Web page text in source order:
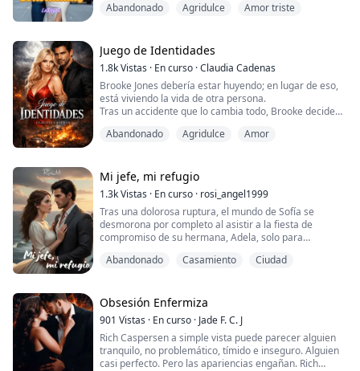
saber que conoce todos sus secretos, entre los cuales
bajo amenaza de revelar todo...
Abandonado Agridulce Amor triste
Juego de Identidades
1.8kVistas · En curso ·Claudia Cadenas
Brooke Jones debería estar huyendo; en lugar de eso,
está viviendo la vida de otra persona.
Tras un accidente que lo cambia todo, Brooke decide
escapar de la mafia y de la justicia. Sin embargo, su
Rodeada de desconocidos que creen conocerla y
acechada por enemigos que...
Abandonado Agridulce Amor
Mi jefe, mi refugio
1.3kVistas · En curso · rosi_angel1999
Tras una dolorosa ruptura, el mundo de Sofía se
desmorona por completo al asistir a la fiesta de
compromiso de su hermana, Adela, solo para
hombre que la consideraba "aburrida".
arrogante como atractivo, a quien ha estado a punto
de atropella...
Abandonado Casamiento Ciudad
Obsesión Enfermiza
901 Vistas · En curso · Jade F. C. J
Rich Caspersen a simple vista puede parecer alguien
tranquilo, no problemático, tímido e inseguro. Alguien
casi perfecto. Pero las apariencias engañan. Rich